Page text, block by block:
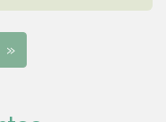
»